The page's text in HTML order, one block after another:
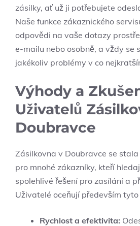
zásilky, ať už ji potřebujete
Naše funkce zákaznického
odpovědi na vaše dotazy
e-mailu nebo osobně, a vždy se
jakékoliv problémy v co
Výhody a
Uživatelů
Doubravce
Zásilkovna v Doubravce se
pro mnohé zákazníky, kteří
spolehlivé řešení pro zasílání a
Uživatelé oceňují především
Rychlost a efektivita: